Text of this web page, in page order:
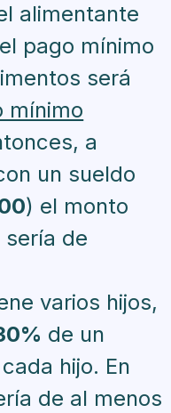
alimentante
pago mínimo
será
mínimo
a
un sueldo
) el monto
sería de
varios hijos,
de un
hijo. En
de al menos